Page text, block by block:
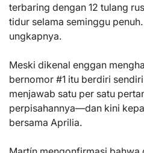
terbaring dengan 12 tulang
tidur selama seminggu
ungkapnya.
Meski dikenal enggan
bernomor #1 itu berdiri
menjawab satu per satu
perpisahannya—dan kini
bersama Aprilia.